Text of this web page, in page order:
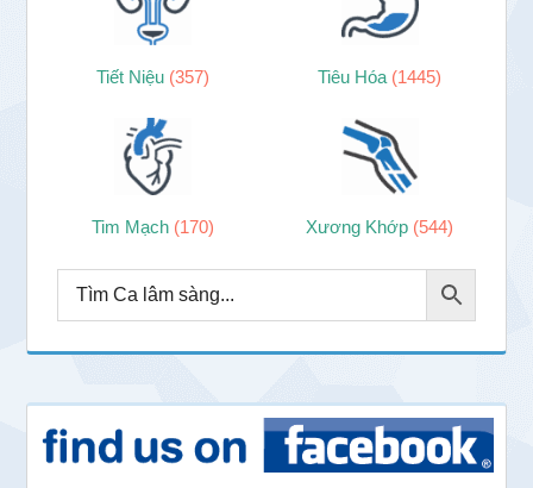
Tiết Niệu (357) Tiêu Hóa (1445)
Tim Mạch (170) Xương Khớp (544)